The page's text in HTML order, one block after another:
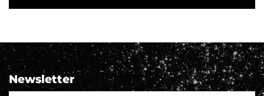
Newsletter